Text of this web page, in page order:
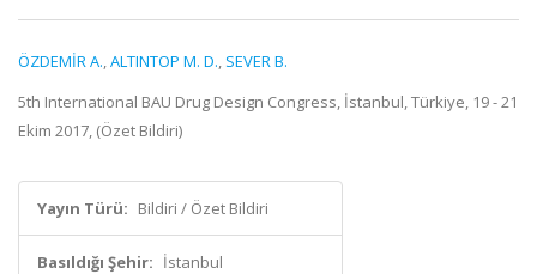
ÖZDEMİR A.,ALTINTOP M. D., SEVER B.
5th International BAU Drug Design Congress, İstanbul, Türkiye, 19 - 21
Ekim 2017, (Özet Bildiri)
Yayın Türü: Bildiri / Özet Bildiri
Basıldığı Şehir: İstanbul